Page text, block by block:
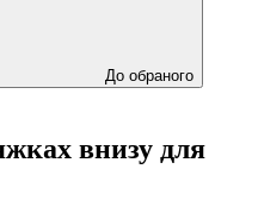
До обраного
внизу для